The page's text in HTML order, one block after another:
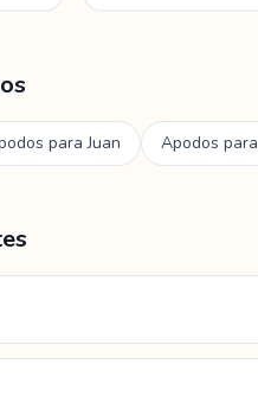
paraJuan Apodos para